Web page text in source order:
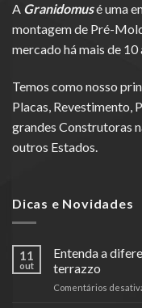
A Granidomusé uma
montagem de Pré-
mercado há mais de 10
Temos como nosso
Placas, Revestimento,
grandes Construtoras
outros Estados.
Dicas e Novidades
11
out
Entenda a
terrazzo
Comentários